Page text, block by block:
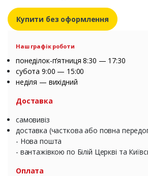
Купити без оформлення
Наш графік роботи
понеділок-п’ятниця 8:30 — 17:30
субота 9:00 — 15:00
неділя — вихідний
Доставка
самовивіз
доставка (часткова або повна
- Нова пошта
- вантажівкою по Білій Церкві та
Оплата